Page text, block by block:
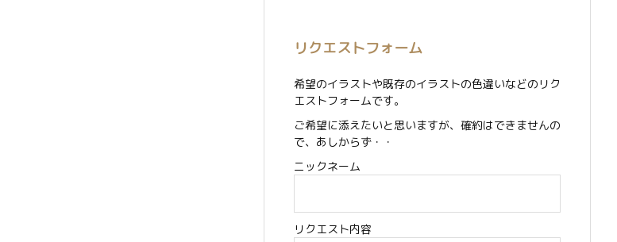
リクエストフォーム
希望のイラストや既存のイラストの色違いなどのリク
エストフォームです。
ご希望に添えたいと思いますが、確約はできませんの
で、あしからず・・
ニックネーム
リクエスト内容